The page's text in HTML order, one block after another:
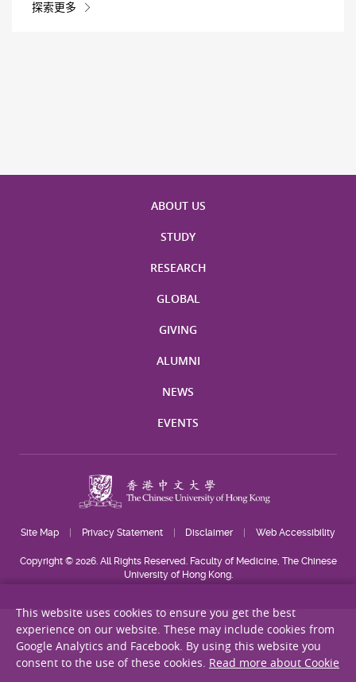
探索更多
ABOUT US
STUDY
RESEARCH
GLOBAL
GIVING
ALUMNI
NEWS
EVENTS
Site Map Privacy Statement Disclaimer Web Accessibility
Copyright © 2026. All Rights Reserved. Faculty of Medicine, The Chinese
University of Hong Kong.
This website uses cookies to ensure you get the best
experience on our website. These may include cookies from
Google Analytics and Facebook. By using this website you
consent to the use of these cookies. Read more about Cookie